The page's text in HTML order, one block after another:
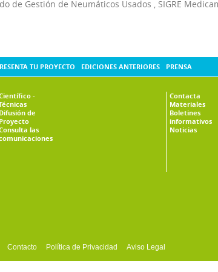
de Gestión de Neumáticos Usados SIGRE
TU PROYECTO
-
Difusión de
Proyecto
las
EDICIONES ANTERIORES PRENSA
Contacta
Materiales
Boletines
informativos
Noticias
Contacto Política de Privacidad Aviso Legal